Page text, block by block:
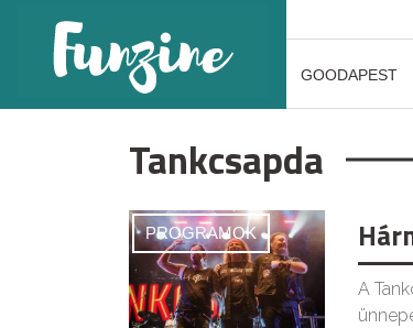
GOODAPEST
Tankcsapda
PROGRAMOK
A